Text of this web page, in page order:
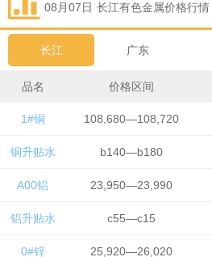
08月07日 长江有色金属价格行情
长江 广东
品名 价格区间
1#铜 108,680—108,720
铜升贴水 b140—b180
A00铝 23,950—23,990
铝升贴水 c55—c15
0#锌 25,920—26,020